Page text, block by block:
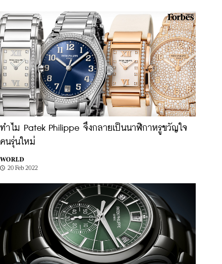
ทำไม Patek Philippe จึงกลายเป็นนาฬิกาหรูขวัญใจ
คนรุ่นใหม่
WORLD
20 Feb 2022